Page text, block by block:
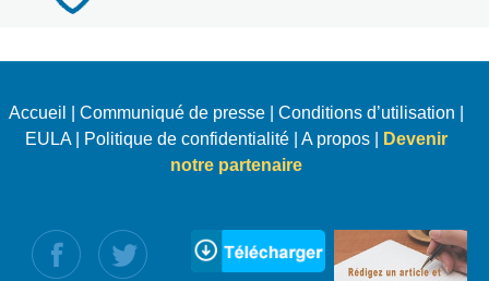
Accueil Communiqué de presse| Conditions d’utilisation
EULA| Politique de confidentialité| A propos|
Devenir
notre partenaire
nous :